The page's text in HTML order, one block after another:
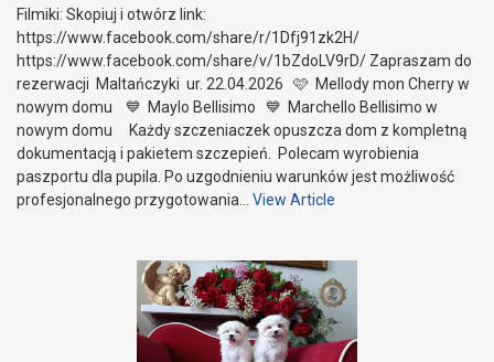
Filmiki: Skopiuj i otwórz link:
https://www.facebook.com/share/r/1Dfj91zk2H/
https://www.facebook.com/share/v/1bZdoLV9rD/ Zapraszam do
rezerwacji Maltańczyki ur. 22.04.2026 🩷 Mellody mon Cherry w
nowym domu 💙 Maylo Bellisimo 💙 Marchello Bellisimo w
nowym domu Każdy szczeniaczek opuszcza dom z kompletną
dokumentacją i pakietem szczepień. Polecam wyrobienia
paszportu dla pupila. Po uzgodnieniu warunków jest możliwość
profesjonalnego przygotowania… View Article